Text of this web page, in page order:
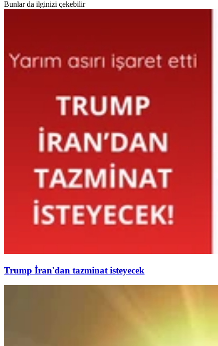
Bunlar da ilginizi çekebilir
Trump İran'dan tazminat isteyecek